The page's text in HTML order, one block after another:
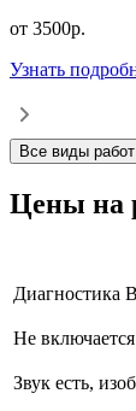
от 3500р.
Узнать
Все виды работ
Цены на
Диагностика
Не
Звук есть,